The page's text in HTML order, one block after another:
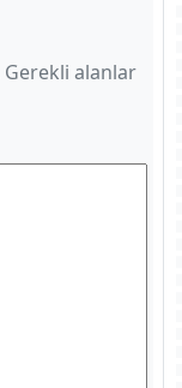
Gerekli alanlar